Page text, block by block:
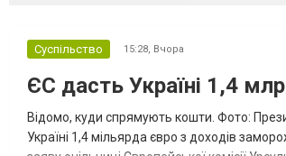
Суспільство 15:28, Вчора
ЄС дасть Україні 1,4
Відомо, куди спрямують кошти. Фото:
Україні 1,4 мільярда євро з доходів